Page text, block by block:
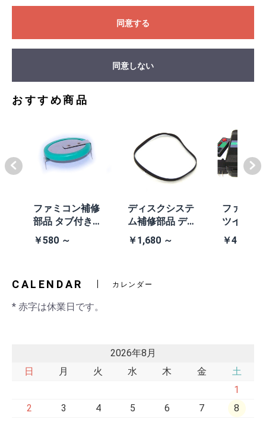
同意する
同意しない
おすすめ商品
ファミコン補修
部品 タブ付きコ
イン電池(CR203
2)
￥580 ～
ディスクシステ
ム補修部品 ディ
スクシステム用
交換ベルト
￥1,680 ～
ファミコ
ツインフ
ン本体
黒・連射
￥41,980
CALENDAR カレンダー
* 赤字は休業日です。
2026年8月
日
月 火 水 木 金
土
1
2
3 4 5 6 7
8